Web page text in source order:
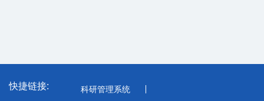
快捷链接: 科研管理系统